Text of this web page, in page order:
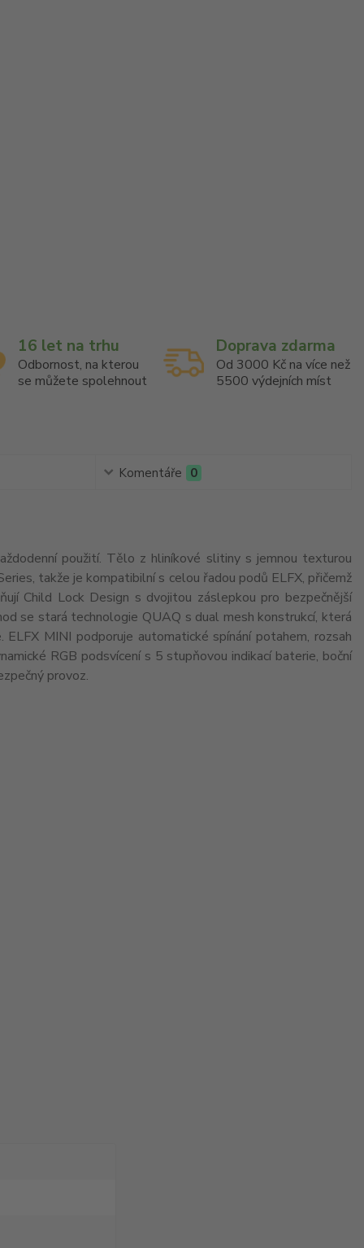
16 let na trhu
Odbornost, na kterou
se můžete spolehnout
Doprava zdarma
Od 3000 Kč na více než
5500 výdejních míst
Komentáře 0
použití. Tělo z hliníkové slitiny s jemnou texturou
takže je kompatibilní s celou řadou podů ELFX, přičemž
Child Lock Design s dvojitou záslepkou pro bezpečnější
se stará technologie QUAQ s dual mesh konstrukcí, která
MINI podporuje automatické spínání potahem, rozsah
RGB podsvícení s 5 stupňovou indikací baterie, boční
provoz.